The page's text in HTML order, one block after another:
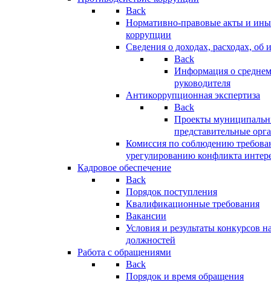
Back
Нормативно-правовые акты и
коррупции
Сведения о доходах, расходах, об
Back
Информация о
руководителя
Антикоррупционная экспертиза
Back
Проекты
представительные
Комиссия по соблюдению
урегулированию конфликта
Кадровое обеспечение
Back
Порядок поступления
Квалификационные требования
Вакансии
Условия и результаты конкурсов
должностей
Работа с обращениями
Back
Порядок и время обращения